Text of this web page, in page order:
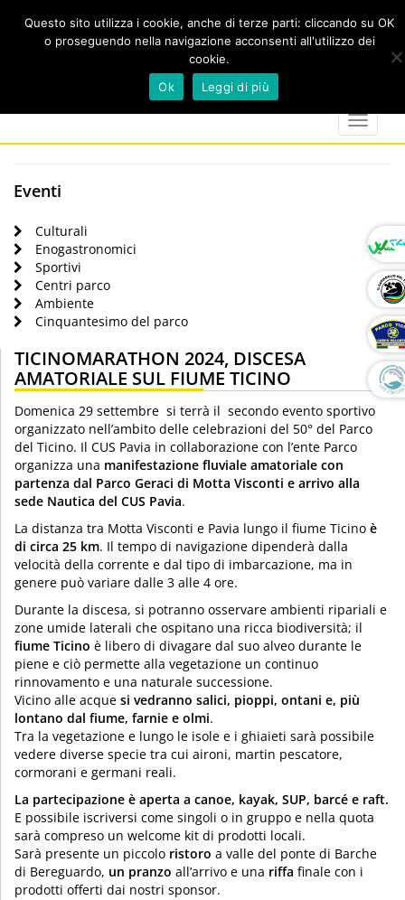
marker
calendar
Toggle
Eventi
Culturali
Enogastronomici
Sportivi
Centri parco
Ambiente
Cinquantesimo del parco
TICINOMARATHON 2024, DISCESA
AMATORIALE SUL FIUME TICINO
Domenica 29 settembre si terrà il secondo evento sportivo
organizzato nell’ambito delle celebrazioni del 50° del Parco
del Ticino. Il CUS Pavia in collaborazione con l’ente Parco
organizza una manifestazione fluviale amatoriale con
partenza dal Parco Geraci di Motta Visconti e arrivo alla
sede Nautica del CUS Pavia.
La distanza tra Motta Visconti e Pavia lungo il fiume Ticino è
di circa 25 km. Il tempo di navigazione dipenderà dalla
velocità della corrente e dal tipo di imbarcazione, ma in
genere può variare dalle 3 alle 4 ore.
Durante la discesa, si potranno osservare ambienti ripariali e
zone umide laterali che ospitano una ricca biodiversità; il
fiume Ticino è libero di divagare dal suo alveo durante le
piene e ciò permette alla vegetazione un continuo
rinnovamento e una naturale successione.
Vicino alle acque si vedranno salici, pioppi, ontani e, più
lontano dal fiume, farnie e olmi.
Tra la vegetazione e lungo le isole e i ghiaieti sarà possibile
vedere diverse specie tra cui aironi, martin pescatore,
cormorani e germani reali.
La partecipazione è aperta a canoe, kayak, SUP, barcé e raft.
E possibile iscriversi come singoli o in gruppo e nella quota
sarà compreso un welcome kit di prodotti locali.
Sarà presente un piccolo ristoro a valle del ponte di Barche
di Bereguardo, un pranzo all’arrivo e una riffa finale con i
prodotti offerti dai nostri sponsor.
Questo sito utilizza i cookie, anche di terze parti: cliccando su OK
o proseguendo nella navigazione acconsenti all'utilizzo dei
cookie.
Ok
Leggi di più